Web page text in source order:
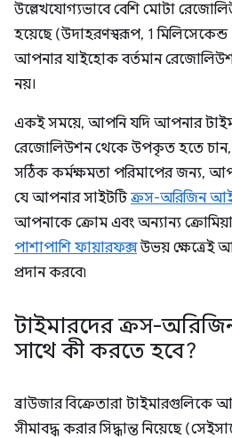
উল্লেখযোগ্যভাবে বেশি মোটা
হয়েছে (উদাহরণস্বরূপ, 1
আপনার যাইহোক বর্তমান
নয়।
একই সময়ে, আপনি যদি আপনার
রেজোলিউশন থেকে উপকৃত হতে
সঠিক কর্মক্ষমতা পরিমাপের জন্য,
যে আপনার সাইটটিক্রস-অরিজিন
আপনাকে ক্রোম এবং অন্যান্য
পাশাপাশি ফায়ারফক্সউভয় ক্ষেত্রেই
প্রদান করবে৷
টাইমারদের ক্রস-
সাথে কী করতে হবে?
ব্রাউজার বিক্রেতারা
সীমাবদ্ধ করার সিদ্ধান্ত নিয়েছে